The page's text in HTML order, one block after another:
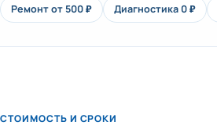
Ремонт от 500 ₽ Диагностика 0 ₽
СТОИМОСТЬ И СРОКИ